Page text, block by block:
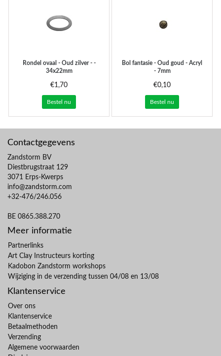
Rondel ovaal - Oud zilver - -
34x22mm
€1,70
Bestel nu
Bol fantasie - Oud goud - Acryl
- 7mm
€0,10
Bestel nu
Contactgegevens
Zandstorm BV
Diestbrugstraat 129
3071 Erps-Kwerps
info@zandstorm.com
+32-476/246.056
BE 0865.388.270
Meer informatie
Partnerlinks
Art Clay Instructeurs korting
Kadobon Zandstorm workshops
Wijziging in de verzending tussen 04/08 en 13/08
Klantenservice
Over ons
Klantenservice
Betaalmethoden
Verzending
Algemene voorwaarden